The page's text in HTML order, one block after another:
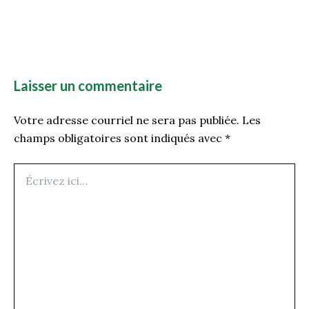
Laisser un commentaire
Votre adresse courriel ne sera pas publiée. Les
champs obligatoires sont indiqués avec *
ici…